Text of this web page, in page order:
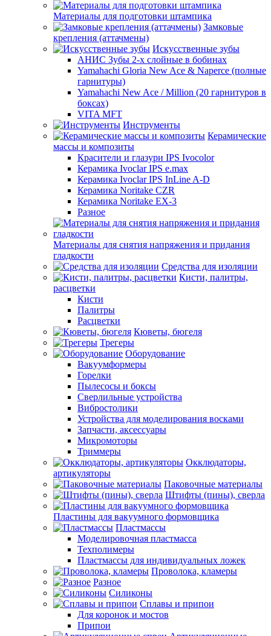
Материалы для подготовки штампика
Замковые
крепления (аттачмены)
Искусственные зубы
АНИС Зубы 2-х слойные в бобинах
Yamahachi Gloria New Ace & Naperce (полные
гарнитуры)
Yamahachi New Ace / Million (20 гарнитуров в
боксах)
VITA MFT
Инструменты
Керамические
массы и композиты
Красители и глазури IPS Ivocolor
Керамика Ivoclar IPS e.max
Керамика Ivoclar IPS InLine A-D
Керамика Noritake CZR
Керамика Noritake EX-3
Разное
Материалы для снятия напряжения и придания
гладкости
Средства для изоляции
Кисти, палитры,
расцветки
Кисти
Палитры
Расцветки
Кюветы, бюгеля
Трегеры
Оборудование
Вакуумформеры
Горелки
Пылесосы и боксы
Сверлильные устройства
Вибростолики
Устройства для моделирования восками
Запчасти, аксессуары
Микромоторы
Триммеры
Окклюдаторы,
артикуляторы
Паковочные материалы
Штифты (пины), сверла
Пластины для вакуумного формовщика
Пластмассы
Моделировочная пластмасса
Техполимеры
Пластмассы для индивидуальных ложек
Проволока, кламеры
Разное
Силиконы
Сплавы и припои
Для коронок и мостов
Припои